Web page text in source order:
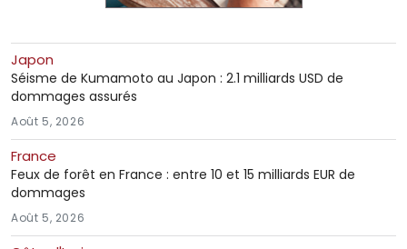
Japon
Séisme de Kumamoto au Japon : 2.1 milliards USD de
dommages assurés
Août 5, 2026
France
Feux de forêt en France : entre 10 et 15 milliards EUR de
dommages
Août 5, 2026